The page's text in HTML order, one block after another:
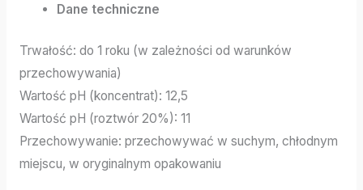
Dane techniczne
Trwałość: do 1 roku (w zależności od warunków
przechowywania)
Wartość pH (koncentrat): 12,5
Wartość pH (roztwór 20%): 11
Przechowywanie: przechowywać w suchym, chłodnym
miejscu, w oryginalnym opakowaniu